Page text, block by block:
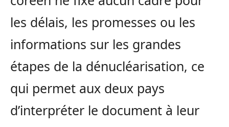
les délais, les promesses ou les
informations sur les grandes
étapes de la dénucléarisation, ce
qui permet aux deux pays
d’interpréter le document à leur